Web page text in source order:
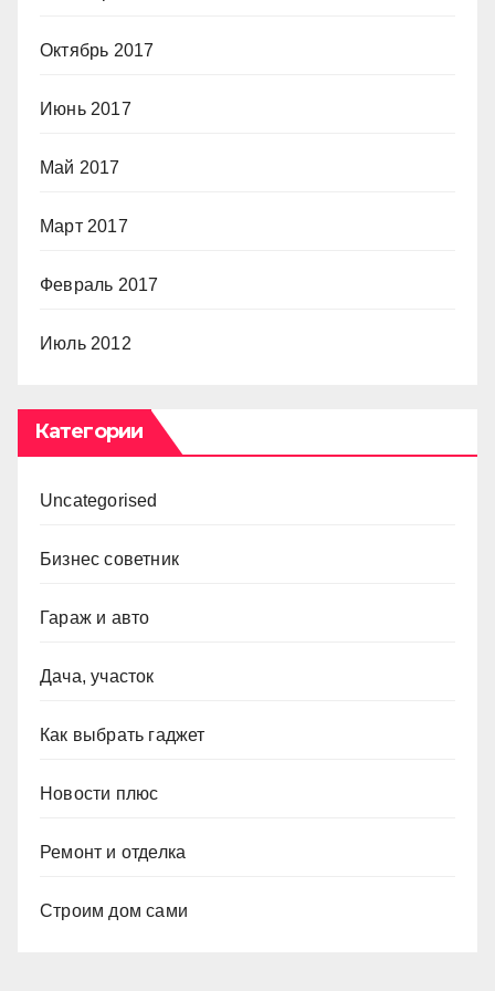
Октябрь 2017
Июнь 2017
Май 2017
Март 2017
Февраль 2017
Июль 2012
Категории
Uncategorised
Бизнес советник
Гараж и авто
Дача, участок
Как выбрать гаджет
Новости плюс
Ремонт и отделка
Строим дом сами